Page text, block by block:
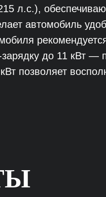
л.с.),
автомобиль
до 11 кВт
позволяет